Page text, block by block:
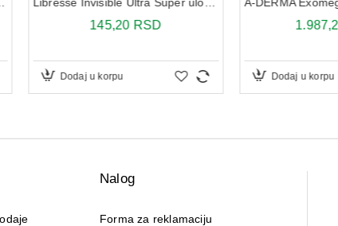
Dodaj u korpu
Nalog
Forma za reklamaciju